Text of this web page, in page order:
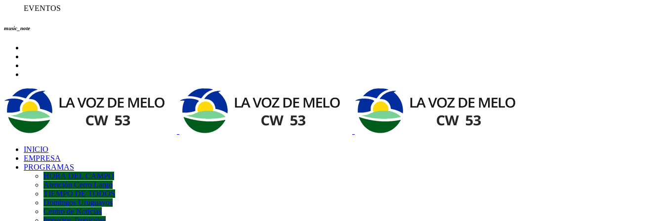
EVENTOS
music_note
INICIO
EMPRESA
PROGRAMAS
HORA DEL CAMPO
Atención Cerro Largo
TIEMPO DE TODOS
Domingos Uruguayos
Centro de Noticias